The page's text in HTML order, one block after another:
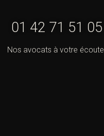
01 42 71 51 05
Nos avocats à votre écoute